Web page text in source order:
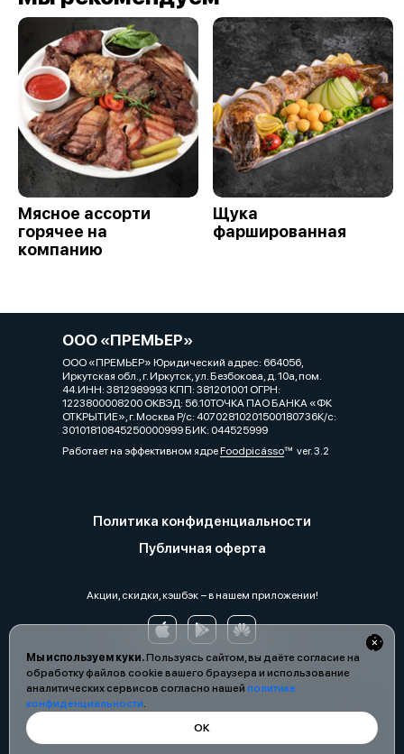
Мы используем куки.Пользуясь сайтом, вы даёте согласие на
обработку файлов cookie вашего браузера и использование
аналитических сервисов согласно нашей политике
конфиденциальности.
ОК
Мясное ассорти
горячее на
компанию
Щука
фаршированная
ООО «ПРЕМЬЕР»
ООО «ПРЕМЬЕР» Юридический адрес: 664056,
Иркутская обл., г. Иркутск, ул. Безбокова, д. 10а, пом.
44.ИНН: 3812989993 КПП: 381201001 ОГРН:
1223800008200 ОКВЭД: 56.10ТОЧКА ПАО БАНКА «ФК
ОТКРЫТИЕ», г. Москва Р/с: 40702810201500180736К/с:
30101810845250000999 БИК: 044525999
Работает на эффективном ядреFoodpicássover. 3.2
Политика конфиденциальности
Публичная оферта
Акции, скидки, кэшбэк − в нашем приложении!